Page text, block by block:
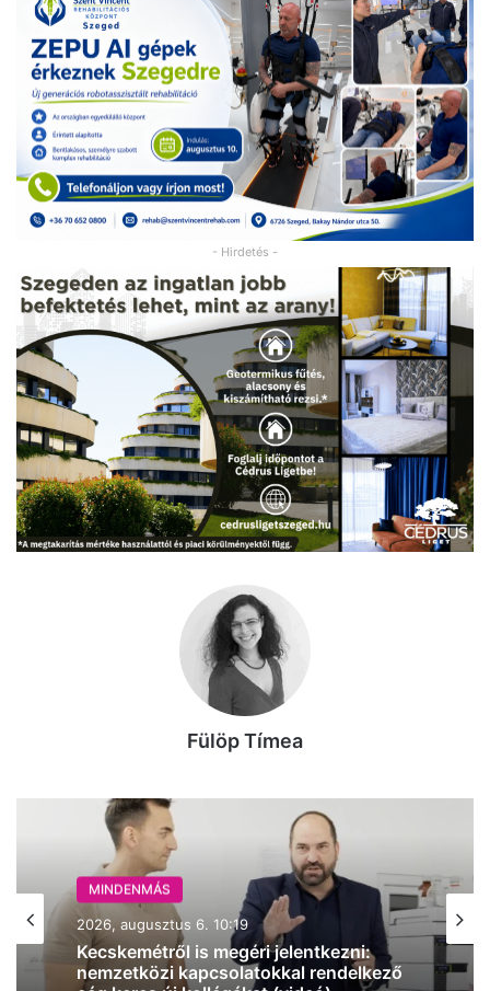
- Hirdetés -
Fülöp Tímea
MINDENMÁS
2026, augusztus 6. 10:19
MINDENMÁS
2026, augusztus 6. 07:12